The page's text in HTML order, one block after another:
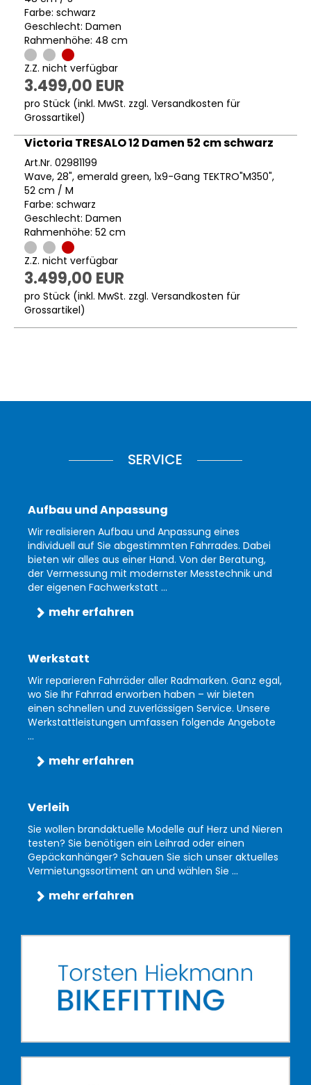
Farbe: schwarz
Geschlecht: Damen
Rahmenhöhe: 48 cm
Z.Z. nicht verfügbar
3.499,00 EUR
pro Stück (inkl. MwSt. zzgl. Versandkosten für
Grossartikel)
Victoria TRESALO 12 Damen 52 cm schwarz
Art.Nr. 02981199
Wave, 28", emerald green, 1x9-Gang TEKTRO"M350",
52 cm / M
Farbe: schwarz
Geschlecht: Damen
Rahmenhöhe: 52 cm
Z.Z. nicht verfügbar
3.499,00 EUR
pro Stück (inkl. MwSt. zzgl. Versandkosten für
Grossartikel)
SERVICE
Aufbau und Anpassung
Wir realisieren Aufbau und Anpassung eines
individuell auf Sie abgestimmten Fahrrades. Dabei
bieten wir alles aus einer Hand. Von der Beratung,
der Vermessung mit modernster Messtechnik und
der eigenen Fachwerkstatt ...
mehr erfahren
Werkstatt
Wir reparieren Fahrräder aller Radmarken. Ganz egal,
wo Sie Ihr Fahrrad erworben haben – wir bieten
einen schnellen und zuverlässigen Service. Unsere
Werkstattleistungen umfassen folgende Angebote
...
mehr erfahren
Verleih
Sie wollen brandaktuelle Modelle auf Herz und Nieren
testen? Sie benötigen ein Leihrad oder einen
Gepäckanhänger? Schauen Sie sich unser aktuelles
Vermietungssortiment an und wählen Sie ...
mehr erfahren